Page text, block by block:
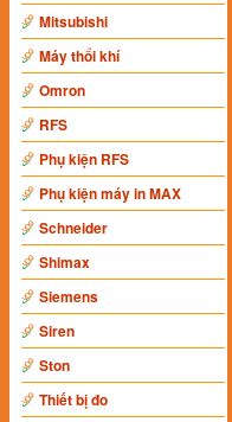
Mitsubishi
Máy thổi khí
Omron
RFS
Phụ kiện RFS
Phụ kiện máy in MAX
Schneider
Shimax
Siemens
Siren
Ston
Thiết bị đo